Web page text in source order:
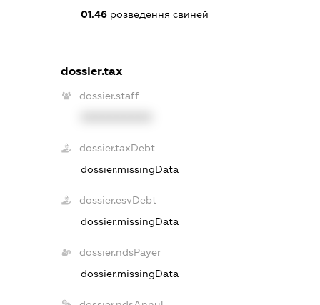
01.46розведення свиней
dossier.tax
dossier.staff
dossier.taxDebt
dossier.missingData
dossier.esvDebt
dossier.missingData
dossier.ndsPayer
dossier.missingData